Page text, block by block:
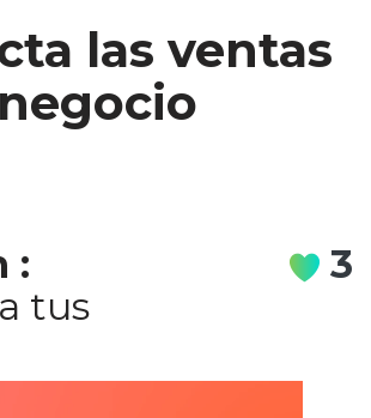
las ventas
:
tus
3